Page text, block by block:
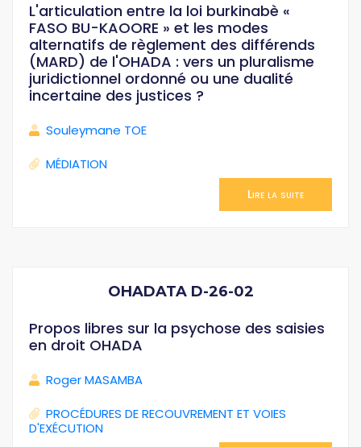
L'articulation entre la loi burkinabè «
FASO BU-KAOORE » et les modes
alternatifs de règlement des différends
(MARD) de l'OHADA : vers un pluralisme
juridictionnel ordonné ou une dualité
incertaine des justices ?
Souleymane TOE
MÉDIATION
Lire la suite
OHADATA D-26-02
Propos libres sur la psychose des saisies
en droit OHADA
Roger MASAMBA
PROCÉDURES DE RECOUVREMENT ET VOIES
D'EXÉCUTION